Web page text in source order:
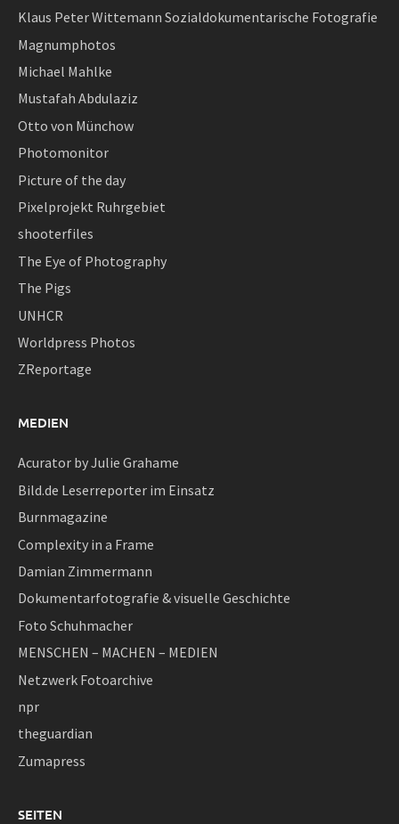
Klaus Peter Wittemann Sozialdokumentarische Fotografie
Magnumphotos
Michael Mahlke
Mustafah Abdulaziz
Otto von Münchow
Photomonitor
Picture of the day
Pixelprojekt Ruhrgebiet
shooterfiles
The Eye of Photography
The Pigs
UNHCR
Worldpress Photos
ZReportage
MEDIEN
Acurator by Julie Grahame
Bild.de Leserreporter im Einsatz
Burnmagazine
Complexity in a Frame
Damian Zimmermann
Dokumentarfotografie & visuelle Geschichte
Foto Schuhmacher
MENSCHEN – MACHEN – MEDIEN
Netzwerk Fotoarchive
npr
theguardian
Zumapress
SEITEN